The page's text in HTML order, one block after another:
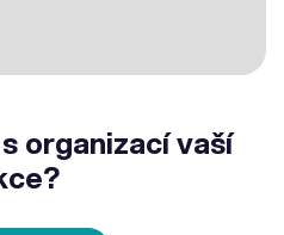
organizací vaší